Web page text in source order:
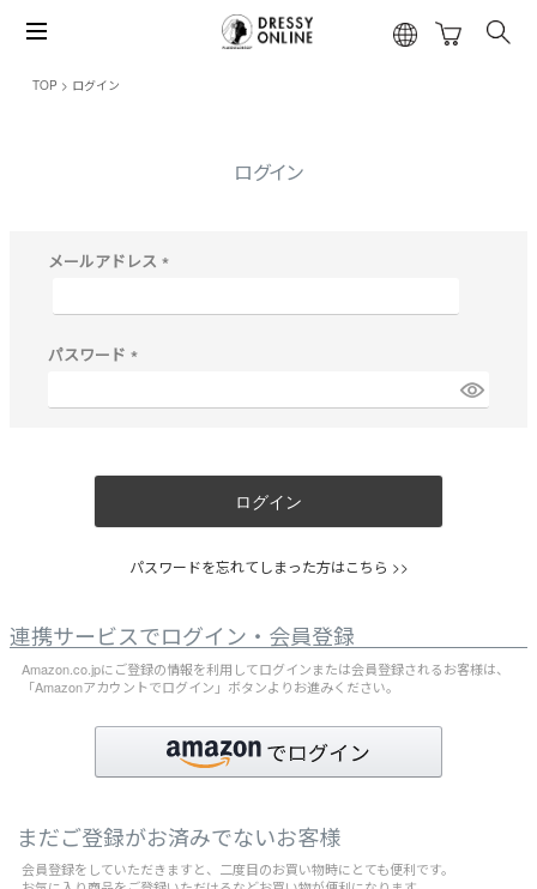
TOP ログイン
ログイン
メールアドレス
必
パスワード
必
ログイン
パスワードを忘れてしまった方はこちら >>
連携サービスでログイン・会員登録
Amazon.co.jpにご登録の情報を利用してログインまたは会員登録されるお客様は、
「Amazonアカウントでログイン」ボタンよりお進みください。
まだご登録がお済みでないお客様
会員登録をしていただきますと、二度目のお買い物時にとても便利です。